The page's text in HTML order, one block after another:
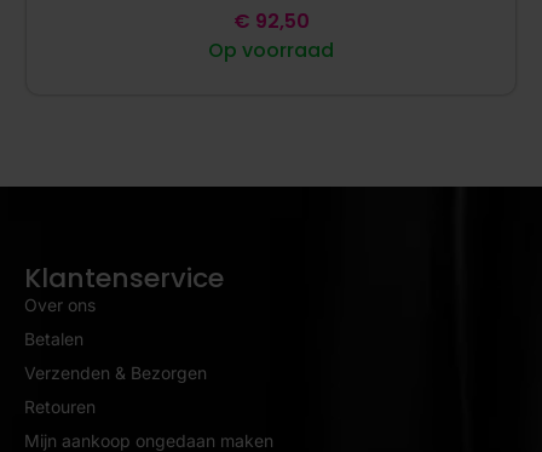
Op voorraad
€ 92,50
Klantenservice
Over ons
Betalen
Verzenden & Bezorgen
Retouren
Mijn aankoop ongedaan maken